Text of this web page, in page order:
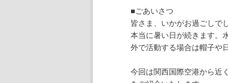
■ごあいさつ
皆さま、いかがお過ごしで
本当に暑い日が続きます。
外で活動する場合は帽子や
今回は関西国際空港から近